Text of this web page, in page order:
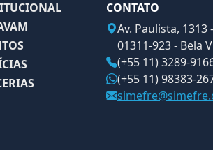
CONTATO
Av. Paulista, 1313
01311-923 - Bela
(+55 11) 3289-
(+55 11) 98383-